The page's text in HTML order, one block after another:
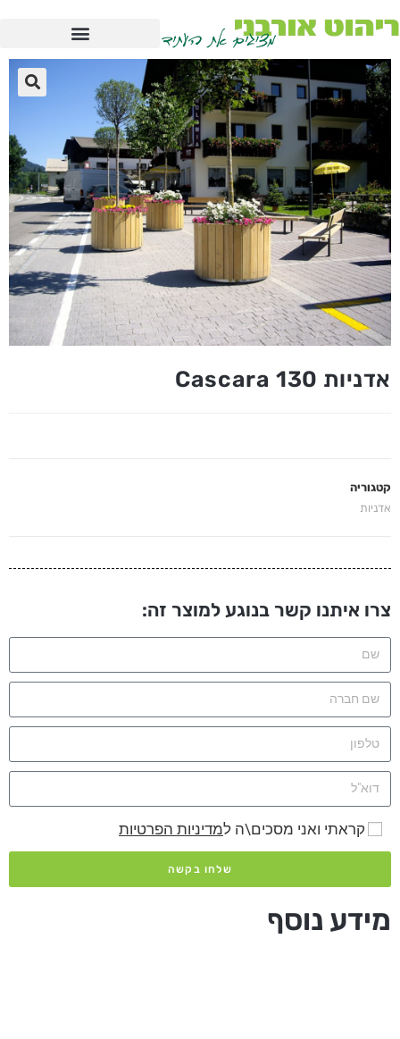
אדניות Cascara 130
קטגוריה
אדניות
צרו איתנו קשר בנוגע למוצר זה:
קראתי ואני מסכים\ה למדיניות הפרטיות
שלחו בקשה
מידע נוסף